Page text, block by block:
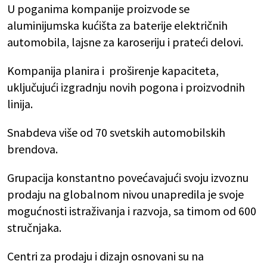
U poganima kompanije proizvode se
aluminijumska kućišta za baterije električnih
automobila, lajsne za karoseriju i prateći delovi.
Kompanija planira i proširenje kapaciteta,
uključujući izgradnju novih pogona i proizvodnih
linija.
Snabdeva više od 70 svetskih automobilskih
brendova.
Grupacija konstantno povećavajući svoju izvoznu
prodaju na globalnom nivou unapredila je svoje
mogućnosti istraživanja i razvoja, sa timom od 600
stručnjaka.
Centri za prodaju i dizajn osnovani su na